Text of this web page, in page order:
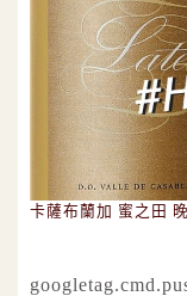
卡薩布蘭加 蜜之田